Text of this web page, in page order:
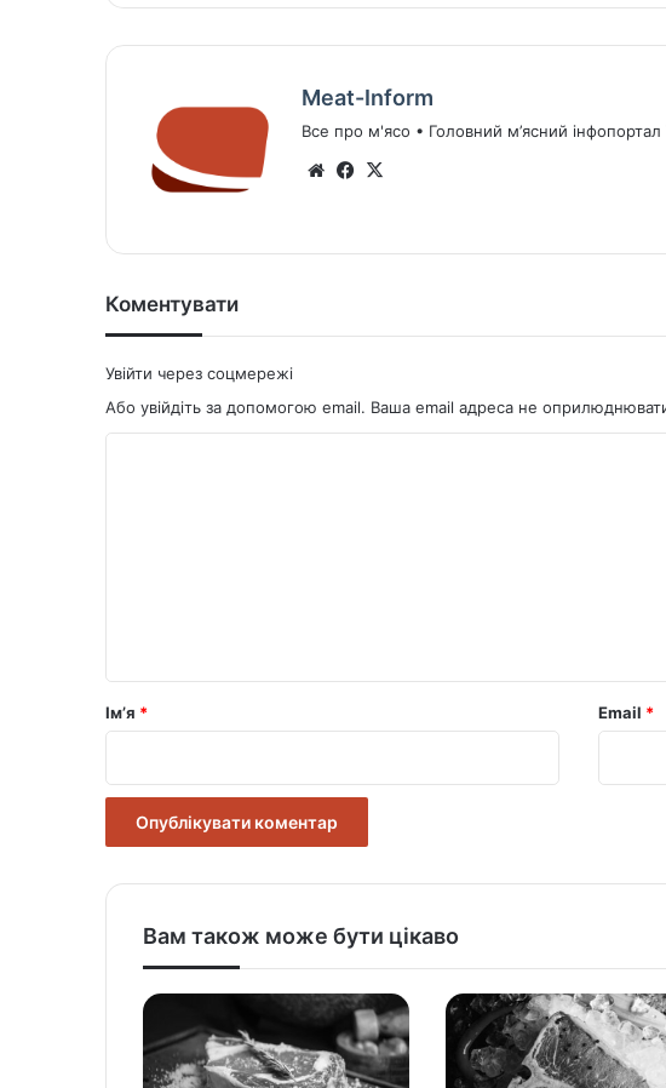
Meat-Inform
Все про м'ясо • Головний м’ясний інфопортал
We Fa
ok
Коментувати
Увійти через соцмережі
Або увійдіть за допомогою email. Ваша email адреса не
рІм’я * Email *
Вам також може бути цікаво